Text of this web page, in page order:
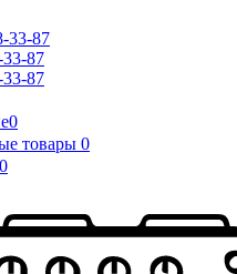
33-87
87
87
0
товары 0
0